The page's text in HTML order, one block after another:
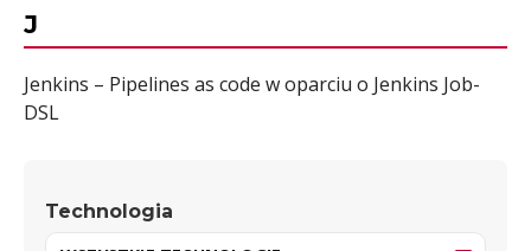
J
Jenkins – Pipelines as code w oparciu o Jenkins Job-
DSL
Technologia